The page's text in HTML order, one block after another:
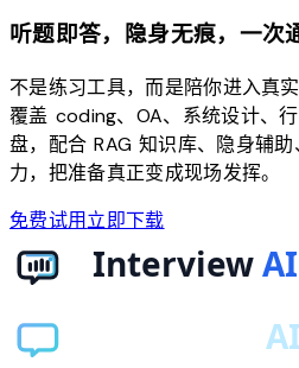
听题即答，隐身无痕，一次
不是练习工具，而是陪你进入真
覆盖 coding、OA、系统设计、
盘，配合 RAG 知识库、隐身辅
力，把准备真正变成现场发挥。
免费试用立即下载